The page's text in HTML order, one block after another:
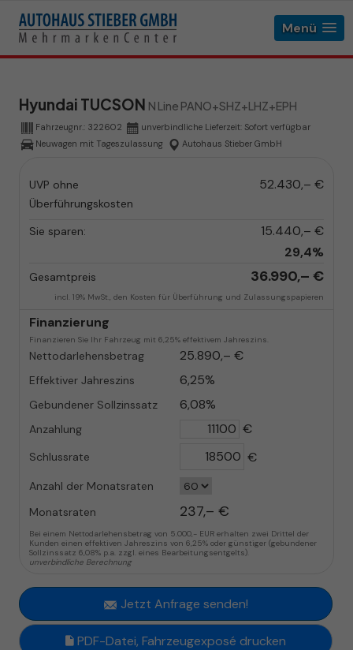
Menü
Hyundai TUCSON N Line PANO+SHZ+LHZ+EPH
Fahrzeugnr.: 322602
unverbindliche Lieferzeit: Sofort verfügbar
Neuwagen mit Tageszulassung
Autohaus Stieber GmbH
UVP ohne
Überführungskosten
52.430,– €
Sie sparen:
15.440,– €
29,4%
Gesamtpreis 36.990,– €
incl. 19% MwSt., den Kosten für Überführung und Zulassungspapieren
Finanzierung
Finanzieren Sie Ihr Fahrzeug mit 6,25% effektivem Jahreszins.
Nettodarlehensbetrag 25.890,– €
Effektiver Jahreszins 6,25%
Gebundener Sollzinssatz 6,08%
Anzahlung €
Schlussrate €
Anzahl der Monatsraten
Monatsraten
237,– €
Bei einem Nettodarlehensbetrag von 5.000,- EUR erhalten zwei Drittel der
Kunden einen effektiven Jahreszins von 6,25% oder günstiger (gebundener
Sollzinssatz 6,08% p.a. zzgl. eines Bearbeitungsentgelts).
unverbindliche Berechnung
Jetzt Anfrage senden!
PDF-Datei, Fahrzeugexposé drucken